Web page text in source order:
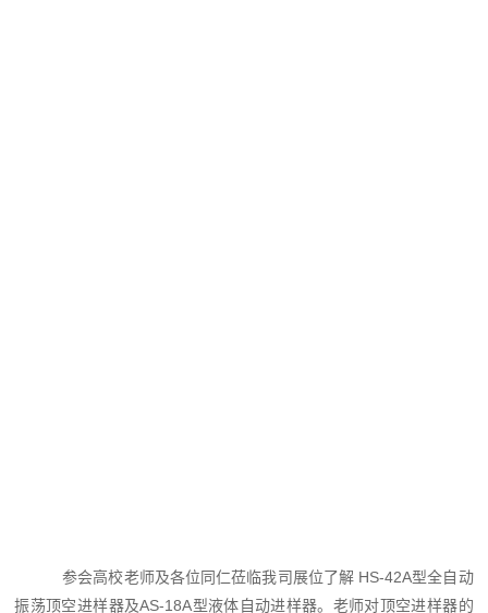
参会高校老师及各位同仁莅临我司展位了解 HS-42A型全自动
振荡顶空进样器及AS-18A型液体自动进样器。老师对顶空进样器的